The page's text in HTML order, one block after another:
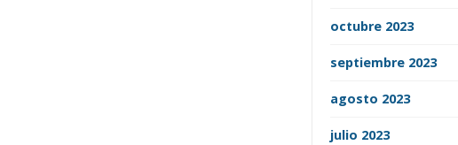
octubre 2023
septiembre 2023
agosto 2023
julio 2023